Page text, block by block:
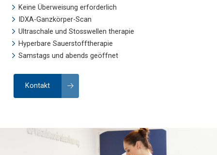
Keine Überweisung erforderlich
IDXA-Ganzkörper-Scan
Ultraschale und Stosswellen therapie
Hyperbare Sauerstofftherapie
Samstags und abends geöffnet
Kontakt